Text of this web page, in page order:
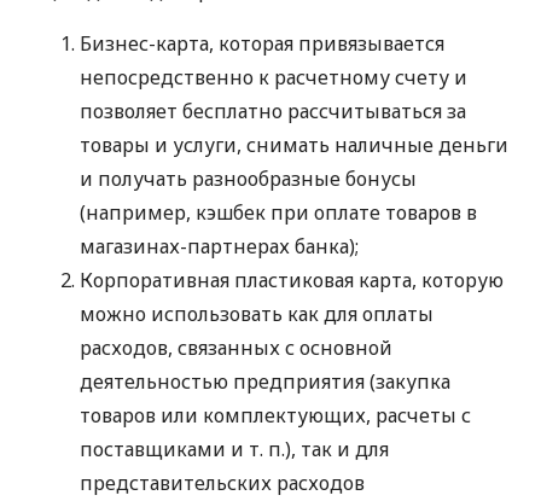
Бизнес-карта, которая привязывается
непосредственно к расчетному счету и
позволяет бесплатно рассчитываться за
товары и услуги, снимать наличные деньги
и получать разнообразные бонусы
(например, кэшбек при оплате товаров в
магазинах-партнерах банка);
Корпоративная пластиковая карта, которую
можно использовать как для оплаты
расходов, связанных с основной
деятельностью предприятия (закупка
товаров или комплектующих, расчеты с
поставщиками и т. п.), так и для
представительских расходов